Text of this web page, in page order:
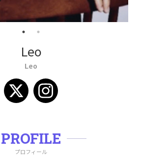
Leo
Leo
PROFILE
プロフィール